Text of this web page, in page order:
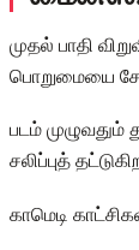
முதல் பாதி
பொறுமையை
படம் முழுவதும்
சலிப்புத்
காமெடி